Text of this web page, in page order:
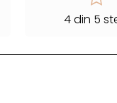
4 din 5